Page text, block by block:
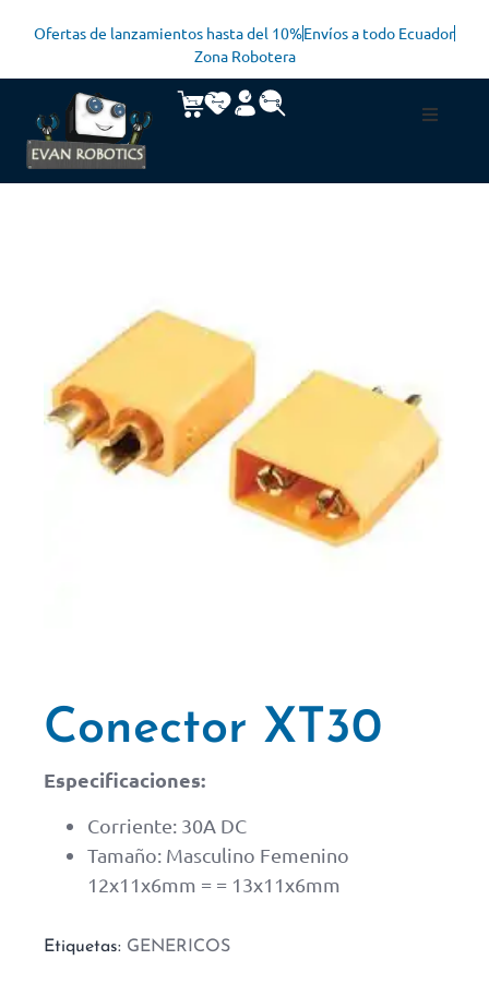
Ofertas de lanzamientos hasta del 10%Envíos a todo Ecuador
Zona Robotera
Conector XT30
Especificaciones:
Corriente: 30A DC
Tamaño: Masculino Femenino
12x11x6mm = = 13x11x6mm
Etiquetas: GENERICOS